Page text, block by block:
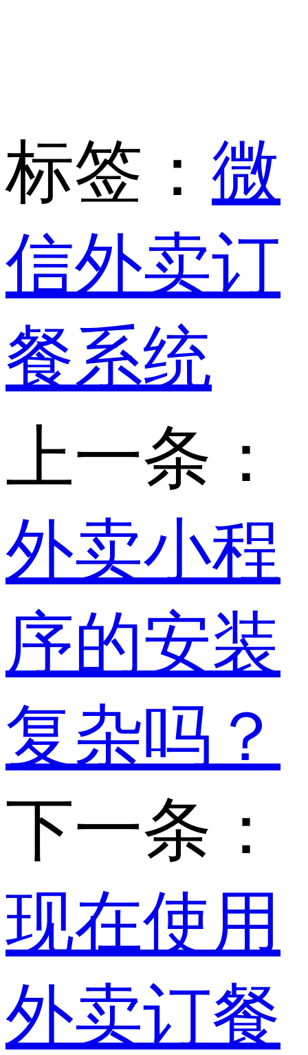
标签： 微
信外卖订
餐系统
上一条：
外卖小程
序的安装
复杂吗？
下一条：
现在使用
外卖订餐